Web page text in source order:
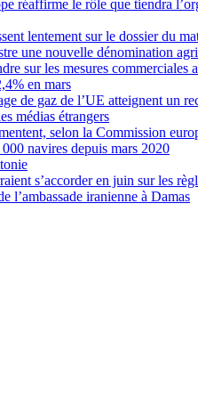
réaffirme le rôle que tiendra
lentement sur le dossier du
une nouvelle dénomination
sur les mesures commerciales
en mars
de gaz de l’UE atteignent un
médias étrangers
selon la Commission
navires depuis mars 2020
s’accorder en juin sur les
l’ambassade iranienne à Damas